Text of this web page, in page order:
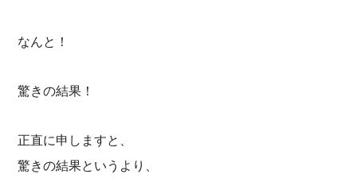
なんと！
驚きの結果！
正直に申しますと、
驚きの結果というより、